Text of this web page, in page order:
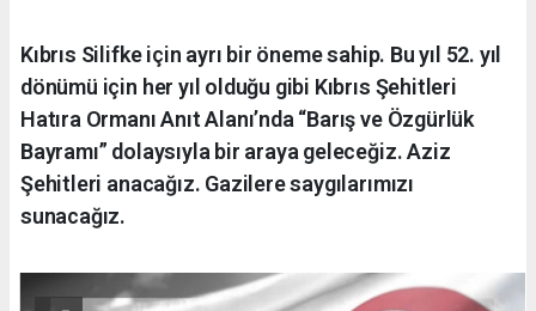
Kıbrıs Silifke için ayrı bir öneme sahip. Bu yıl 52. yıl
dönümü için her yıl olduğu gibi Kıbrıs Şehitleri
Hatıra Ormanı Anıt Alanı’nda “Barış ve Özgürlük
Bayramı” dolaysıyla bir araya geleceğiz. Aziz
Şehitleri anacağız. Gazilere saygılarımızı
sunacağız.